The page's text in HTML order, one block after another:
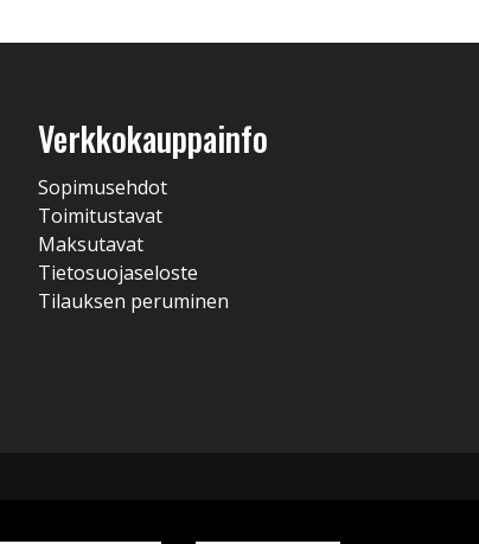
Verkkokauppainfo
Sopimusehdot
Toimitustavat
Maksutavat
Tietosuojaseloste
Tilauksen peruminen